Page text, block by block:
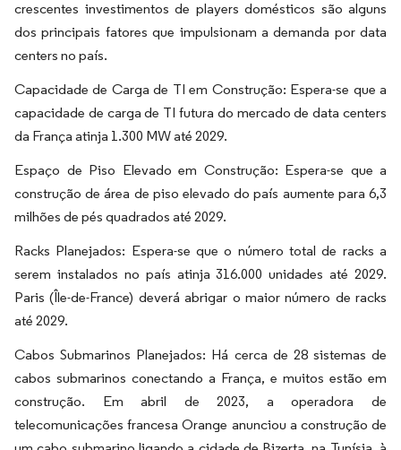
crescentes investimentos de players domésticos são alguns
dos principais fatores que impulsionam a demanda por data
centers no país.
Capacidade de Carga de TI em Construção: Espera-se que a
capacidade de carga de TI futura do mercado de data centers
da França atinja 1.300 MW até 2029.
Espaço de Piso Elevado em Construção: Espera-se que a
construção de área de piso elevado do país aumente para 6,3
milhões de pés quadrados até 2029.
Racks Planejados: Espera-se que o número total de racks a
serem instalados no país atinja 316.000 unidades até 2029.
Paris (Île-de-France) deverá abrigar o maior número de racks
até 2029.
Cabos Submarinos Planejados: Há cerca de 28 sistemas de
cabos submarinos conectando a França, e muitos estão em
construção. Em abril de 2023, a operadora de
telecomunicações francesa Orange anunciou a construção de